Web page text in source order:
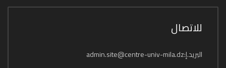
للاتصال
البريد.إ:admin.site@centre-univ-mila.dz